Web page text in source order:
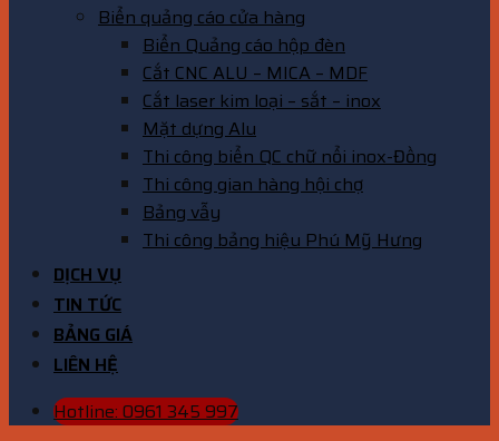
Biển quảng cáo cửa hàng
Biển Quảng cáo hộp đèn
Cắt CNC ALU – MICA – MDF
Cắt laser kim loại – sắt – inox
Mặt dựng Alu
Thi công biển QC chữ nổi inox-Đồng
Thi công gian hàng hội chợ
Bảng vẫy
Thi công bảng hiệu Phú Mỹ Hưng
DỊCH VỤ
TIN TỨC
BẢNG GIÁ
LIÊN HỆ
Hotline: 0961 345 997